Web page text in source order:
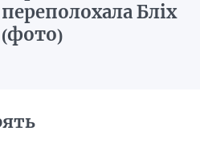
переполохала Бліх
(фото)